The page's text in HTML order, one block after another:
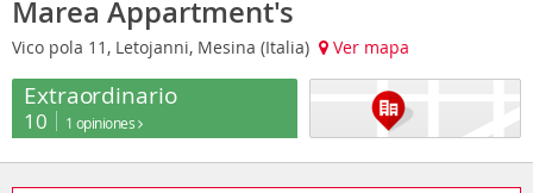
Marea Appartment's
Vico pola 11, Letojanni, Mesina (Italia) Ver mapa
Extraordinario
10 1 opiniones